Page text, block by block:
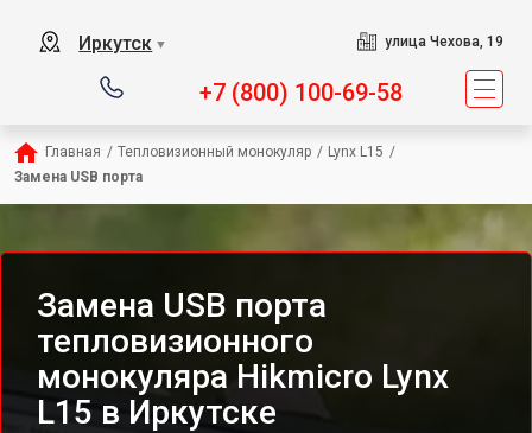
Иркутск ▼ улица Чехова, 19
+7 (800) 100-69-58
Главная / Тепловизионный монокуляр / Lynx L15 /
Замена USB порта
Замена USB порта
тепловизионного
монокуляра Hikmicro Lynx
L15 в Иркутске